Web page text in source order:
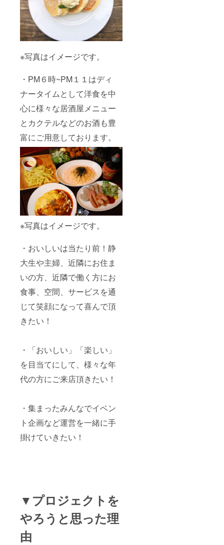
※写真はイメージです。
・PM６時~PM１１はディ
ナータイムとして洋食を中
心に様々な居酒屋メニュー
とカクテルなどのお酒も豊
富にご用意しております。
※写真はイメージです。
・おいしいは当たり前！静
大生や主婦、近隣にお住ま
いの方、近隣で働く方にお
食事、空間、サービスを通
じて笑顔になって喜んで頂
きたい！
・「おいしい」「楽しい」
を目当てにして、様々な年
代の方にご来店頂きたい！
・集まったみんなでイベン
ト企画など運営を一緒に手
掛けていきたい！
▼プロジェクトを
やろうと思った理
由